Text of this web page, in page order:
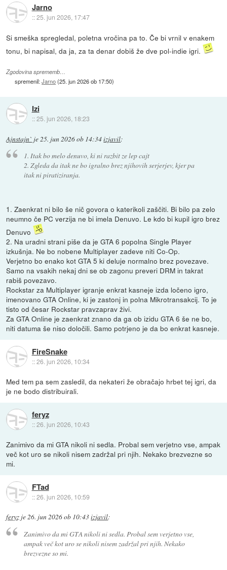
Jarno
::25. jun 2026, 17:47
Si smeška spregledal, poletna vročina pa to. Če bi vrnil v enakem
tonu, bi napisal, da ja, za ta denar dobiš že dve pol-indie igri.
Zgodovina sprememb…
spremenil:Jarno(25. jun 2026 ob 17:50)
Izi
::25. jun 2026, 18:23
Ajnstajn` je25. jun 2026 ob 14:34izjavil:
1. Itak bo melo denuvo, ki ni razbit ze lep cajt
2. Zgleda da itak ne bo igralno brez njihovih serjerjev, kjer pa
itak ni piratiziranja.
1. Zaenkrat ni bilo še nič govora o katerikoli zaščiti. Bi bilo pa zelo
neumno če PC verzija ne bi imela Denuvo. Le kdo bi kupil igro brez
Denuvo
2. Na uradni strani piše da je GTA 6 popolna Single Player
izkušnja. Ne bo nobene Multiplayer zadeve niti Co-Op.
Verjetno bo enako kot GTA 5 ki deluje normalno brez povezave.
Samo na vsakih nekaj dni se ob zagonu preveri DRM in takrat
rabiš povezavo.
Rockstar za Multiplayer igranje enkrat kasneje izda ločeno igro,
imenovano GTA Online, ki je zastonj in polna Mikrotransakcij. To je
tisto od česar Rockstar pravzaprav živi.
Za GTA Online je zaenkrat znano da ga ob izidu GTA 6 še ne bo,
niti datuma še niso določili. Samo potrjeno je da bo enkrat kasneje.
FireSnake
::26. jun 2026, 10:34
Med tem pa sem zasledil, da nekateri že obračajo hrbet tej igri, da
je ne bodo distribuirali.
feryz
::26. jun 2026, 10:43
Zanimivo da mi GTA nikoli ni sedla. Probal sem verjetno vse, ampak
več kot uro se nikoli nisem zadržal pri njih. Nekako brezvezne so
mi.
FTad
::26. jun 2026, 10:59
feryz je26. jun 2026 ob 10:43izjavil:
Zanimivo da mi GTA nikoli ni sedla. Probal sem verjetno vse,
ampak več kot uro se nikoli nisem zadržal pri njih. Nekako
brezvezne so mi.